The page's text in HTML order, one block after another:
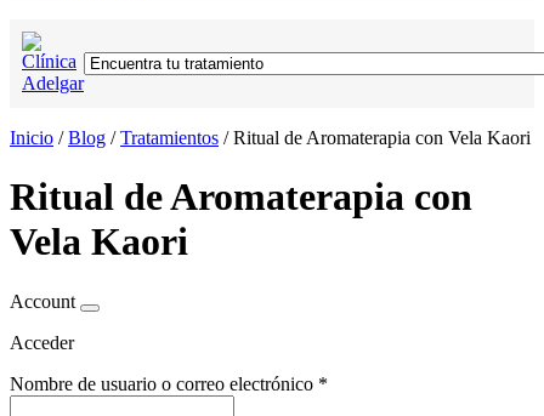
Inicio /Blog /Tratamientos /Ritual de Aromaterapia con Vela Kaori
Ritual de Aromaterapia con
Vela Kaori
Account
Acceder
Nombre de usuario o correo electrónico *